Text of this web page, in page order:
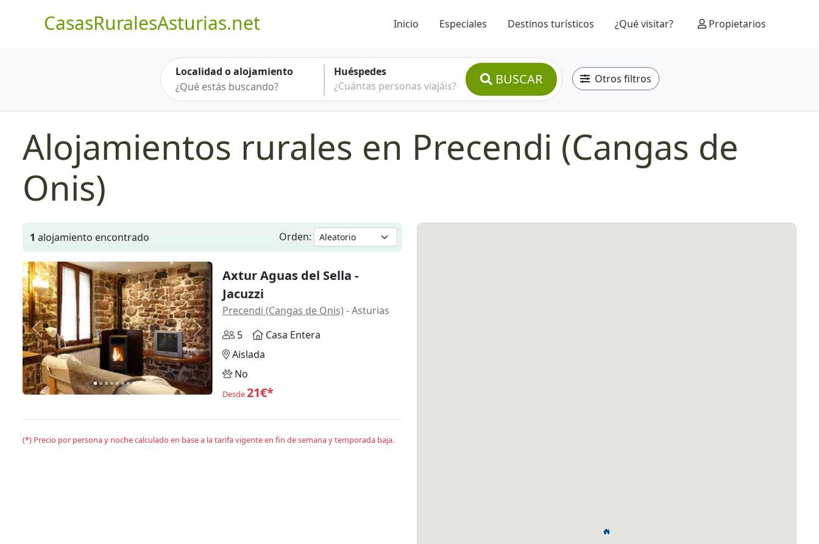
CasasRuralesAsturias.net Inicio Especiales Destinos turísticos ¿Qué visitar? Propietarios
Localidad o alojamiento
Huéspedes
¿Cuántas personas viajáis?
BUSCAR Otros filtros
Alojamientos rurales en Precendi (Cangas de
Onis)
1 alojamiento encontrado Orden:
Anterior Siguiente
Axtur Aguas del Sella -
Jacuzzi
Precendi (Cangas de Onis) - Asturias
5
Casa Entera
Aislada
No
Desde21€*
(*) Precio por persona y noche calculado en base a la tarifa vigente en fin de semana y temporada baja.